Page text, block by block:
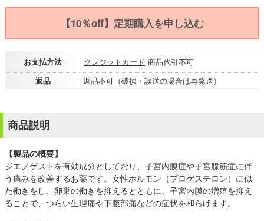
【10％off】定期購入を申し込む
お支払方法 クレジットカード 商品代引不可
返品
返品不可（破損・誤送の場合は再発送）
商品説明
【製品の概要】
ジエノゲストを有効成分としており、子宮内膜症や子宮腺筋症に伴
う痛みを改善するお薬です。女性ホルモン（プロゲステロン）に似
た働きをし、卵巣の働きを抑えるとともに、子宮内膜の増殖を抑え
ることで、つらい生理痛や下腹部痛などの症状を和らげます。